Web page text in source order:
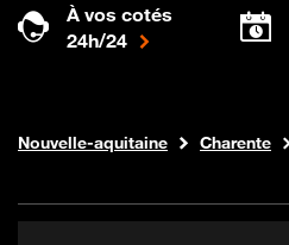
À vos cotés
24h/24
Boutique Orange
Internet fibre
Nouvelle-aquitaine Charente